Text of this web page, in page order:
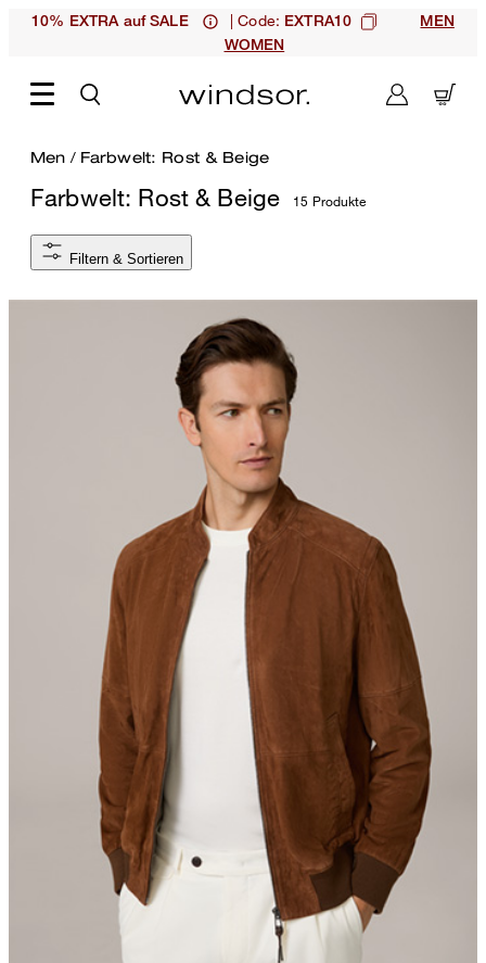
10% EXTRA auf SALE | Code: EXTRA10
MEN
WOMEN
Men / Farbwelt: Rost & Beige
Farbwelt: Rost & Beige 15 Produkte
Filtern & Sortieren